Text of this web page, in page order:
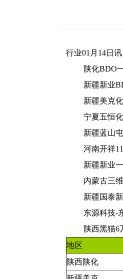
行业01月14日讯
陕化BDO
新疆新业
新疆美克
宁夏五恒
新疆蓝山
河南开祥
新疆新业
内蒙古三
新疆国泰
东源科技-
陕西黑猫6
地区
陕西陕化